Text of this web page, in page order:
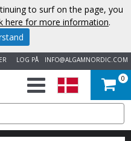
INFO@ALGAMNORDIC.COM
LOG PÅ
0
to surf on the page, you
here for more information.